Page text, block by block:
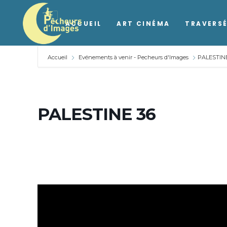
ACCUEIL ART CINÉMA
Accueil Evénements à venir - Pecheurs d'Images
PALESTINE 36